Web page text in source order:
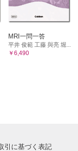
MRI一問一答
平井 俊範 工藤 與亮 堀...
￥6,490
引に基づく表記